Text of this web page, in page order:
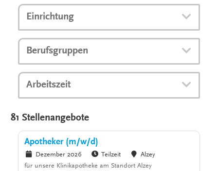
Einrichtung
Berufsgruppen
Arbeitszeit
81 Stellenangebote
Apotheker (m/w/d)
Dezember 2026 Teilzeit
Alzey
für unsere Klinikapotheke am Standort Alzey